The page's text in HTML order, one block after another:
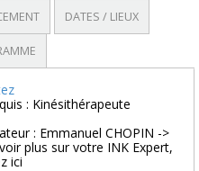
DATES / LIEUX
: Kinésithérapeute
: Emmanuel CHOPIN ->
plus sur votre INK Expert,
ici